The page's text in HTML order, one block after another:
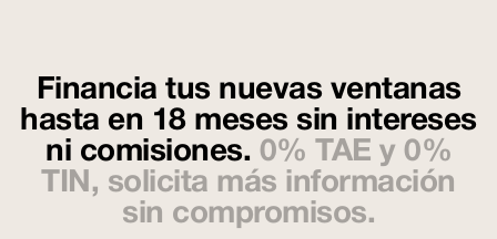
Financia tus nuevas ventanas
hasta en 18 meses sin intereses
ni comisiones. 0% TAE y 0%
TIN, solicita más información
sin compromisos.